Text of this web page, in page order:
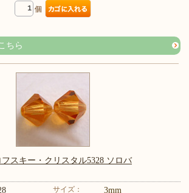
個
ちら
フスキー・クリスタル5328 ソロバ
サイズ： 3mm